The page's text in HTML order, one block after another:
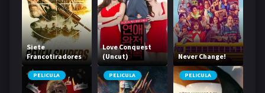
Siete
Francotiradores
Love Conquest
(Uncut)
Never Change!
PELICULA PELICULA PELICULA